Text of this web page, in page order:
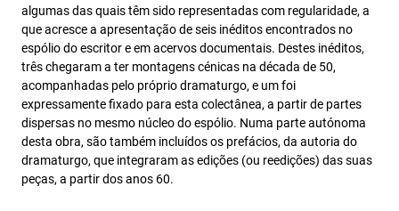
algumas das quais têm sido representadas com regularidade, a
que acresce a apresentação de seis inéditos encontrados no
espólio do escritor e em acervos documentais. Destes inéditos,
três chegaram a ter montagens cénicas na década de 50,
acompanhadas pelo próprio dramaturgo, e um foi
expressamente fixado para esta colectânea, a partir de partes
dispersas no mesmo núcleo do espólio. Numa parte autónoma
desta obra, são também incluídos os prefácios, da autoria do
dramaturgo, que integraram as edições (ou reedições) das suas
peças, a partir dos anos 60.